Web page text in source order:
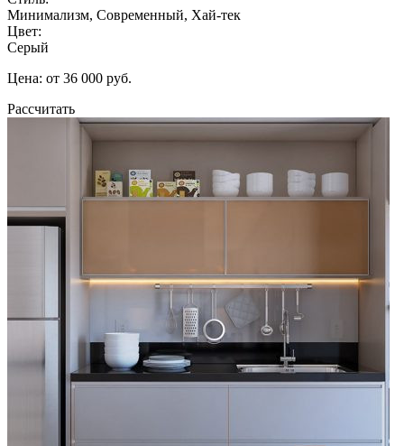
Минимализм, Современный, Хай-тек
Цвет:
Серый
Цена: от 36 000 руб.
Рассчитать